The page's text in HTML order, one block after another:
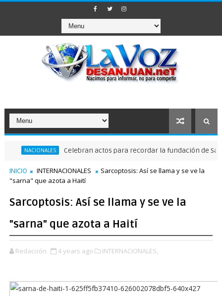
Celebran actos para recordar la fundación de Santo
INICIO INTERNACIONALES
Sarcoptosis: Así se llama y se ve la
"sarna" que azota a Haití
Sarcoptosis: Así se llama y se ve la
"sarna" que azota a Haití
Redacción 4 years ago INTERNACIONALES,